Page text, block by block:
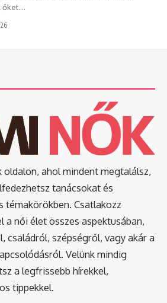
őket.…
oldalon, ahol mindent megtalálsz,
tanácsokat és
témakörökben. Csatlakozz
a női élet összes aspektusában,
családról, szépségről, vagy akár a
Velünk mindig
a legfrissebb hírekkel,
tippekkel.